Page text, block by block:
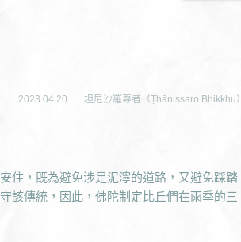
2023.04.20 坦尼沙羅尊者（Ṭhānissaro Bhikkhu）
住，既為避免涉足泥濘的道路，又避免踩踏
該傳統，因此，佛陀制定比丘們在雨季的三